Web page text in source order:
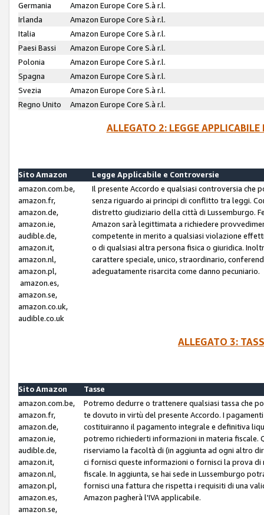
Germania
Amazon Europe Core S.à r.l.
Irlanda
Amazon Europe Core S.à r.l.
Italia
Amazon Europe Core S.à r.l.
Paesi Bassi
Amazon Europe Core S.à r.l.
Polonia
Amazon Europe Core S.à r.l.
Spagna
Amazon Europe Core S.à r.l.
Svezia
Amazon Europe Core S.à r.l.
Regno Unito
Amazon Europe Core S.à r.l.
ALLEGATO 2: LEGGE
Sito Amazon
Legge Applicabile e Controversie
amazon.com.be,
amazon.fr,
amazon.de,
amazon.ie,
audible.de,
amazon.it,
amazon.nl,
amazon.pl,
amazon.es,
amazon.se,
amazon.co.uk,
audible.co.uk
Il presente Accordo e qualsiasi controversia che
senza riguardo ai principi di conflitto tra leggi.
distretto giudiziario della città di Lussemburgo.
Amazon sarà legittimata a richiedere
competente in merito a qualsiasi violazione
o di qualsiasi altra persona fisica o giuridica.
carattere speciale, unico, straordinario,
adeguatamente risarcita come danno pecuniario.
ALLEGATO 3:
Sito Amazon
Tasse
amazon.com.be,
amazon.fr,
amazon.de,
amazon.ie,
audible.de,
amazon.it,
amazon.nl,
amazon.pl,
amazon.es,
amazon.se,
Potremo dedurre o trattenere qualsiasi tassa che
te dovuto in virtù del presente Accordo. I
costituiranno il pagamento integrale e definitiva
potremo richiederti informazioni in materia fiscale.
riserviamo la facoltà di (in aggiunta ad ogni altro
ci fornisci queste informazioni o fornisci la prova
fiscale. In aggiunta, se hai sede in Lussemburgo
fornisci una fattura che rispetta i requisiti di una
Amazon pagherà l'IVA applicabile.